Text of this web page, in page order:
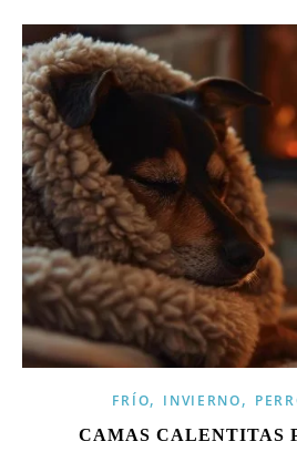
FRÍO, INVIERNO,
CAMAS CALENTITAS